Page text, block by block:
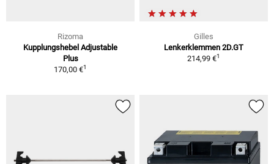
Rizoma
Kupplungshebel Adjustable
Plus
170,00 €1
Gilles
Lenkerklemmen 2D.GT
214,99 €1